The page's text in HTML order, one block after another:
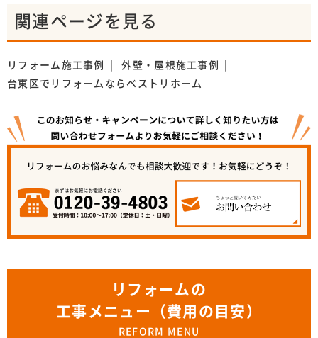
関連ページを見る
リフォーム施工事例
外壁・屋根施工事例
台東区でリフォームならベストリホーム
リフォームの
工事メニュー（費用の目安）
REFORM MENU